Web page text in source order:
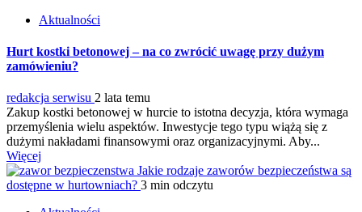
Aktualności
Hurt kostki betonowej – na co zwrócić uwagę przy dużym
zamówieniu?
redakcja serwisu 2 lata temu
Zakup kostki betonowej w hurcie to istotna decyzja, która wymaga
przemyślenia wielu aspektów. Inwestycje tego typu wiążą się z
dużymi nakładami finansowymi oraz organizacyjnymi. Aby...
Więcej
Jakie rodzaje zaworów bezpieczeństwa są
dostępne w hurtowniach? 3 min odczytu